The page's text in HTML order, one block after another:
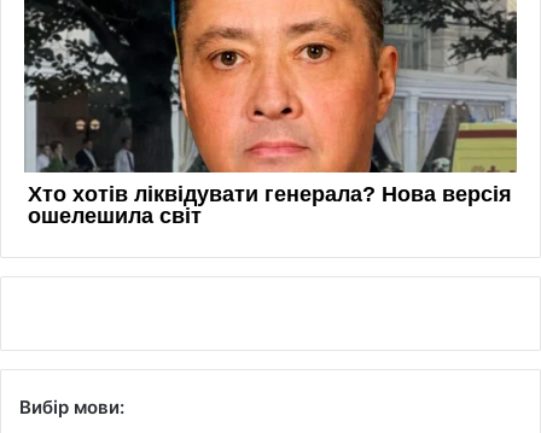
Вибір мови: